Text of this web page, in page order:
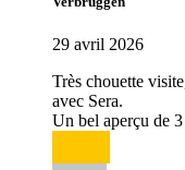
29 avril 2026
Très chouette
avec Sera.
Un bel aperçu de